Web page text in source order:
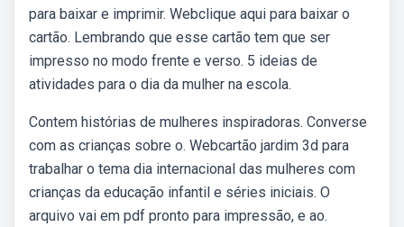
para baixar e imprimir. Webclique aqui para baixar o
cartão. Lembrando que esse cartão tem que ser
impresso no modo frente e verso. 5 ideias de
atividades para o dia da mulher na escola.
Contem histórias de mulheres inspiradoras. Converse
com as crianças sobre o. Webcartão jardim 3d para
trabalhar o tema dia internacional das mulheres com
crianças da educação infantil e séries iniciais. O
arquivo vai em pdf pronto para impressão, e ao.